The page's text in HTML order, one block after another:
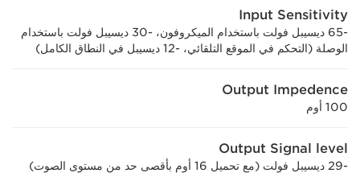
Input Sensitivity
-65 ديسيبل فولت باستخدام الميكروفون، -30 ديسيبل فولت باستخدام
الوصلة (التحكم في الموقع التلقائي، -12 ديسيبل في النطاق الكامل)
Output Impedence
100 أوم
Output Signal level
-29 ديسيبل فولت (مع تحميل 16 أوم بأقصى حد من مستوى الصوت)